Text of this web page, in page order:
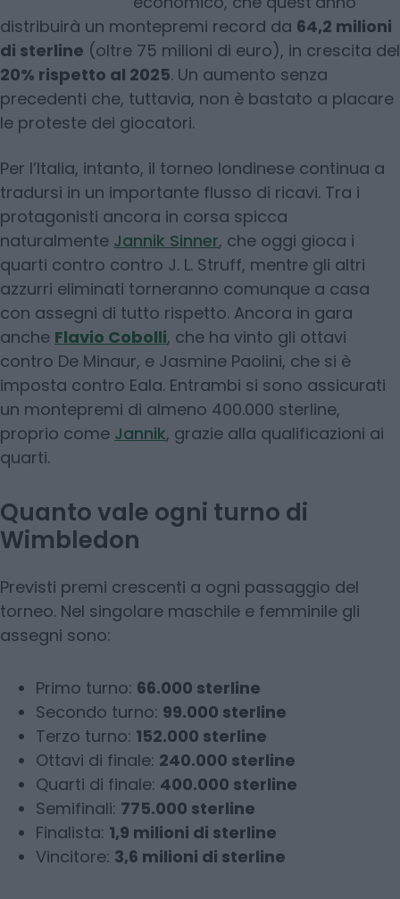
distribuirà un montepremi record da 64,2 milioni
di sterline (oltre 75 milioni di euro), in crescita del
20% rispetto al 2025. Un aumento senza
precedenti che, tuttavia, non è bastato a placare
le proteste dei giocatori.
Per l’Italia, intanto, il torneo londinese continua a
tradursi in un importante flusso di ricavi. Tra i
protagonisti ancora in corsa spicca
naturalmente Jannik Sinner, che oggi gioca i
quarti contro contro J. L. Struff, mentre gli altri
azzurri eliminati torneranno comunque a casa
con assegni di tutto rispetto. Ancora in gara
anche Flavio Cobolli, che ha vinto gli ottavi
contro De Minaur, e Jasmine Paolini, che si è
imposta contro Eala. Entrambi si sono assicurati
un montepremi di almeno 400.000 sterline,
proprio come Jannik, grazie alla qualificazioni ai
quarti.
Quanto vale ogni turno di
Wimbledon
Previsti premi crescenti a ogni passaggio del
torneo. Nel singolare maschile e femminile gli
assegni sono:
Primo turno: 66.000 sterline
Secondo turno: 99.000 sterline
Terzo turno: 152.000 sterline
Ottavi di finale: 240.000 sterline
Quarti di finale: 400.000 sterline
Semifinali: 775.000 sterline
Finalista: 1,9 milioni di sterline
Vincitore: 3,6 milioni di sterline